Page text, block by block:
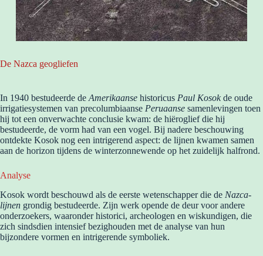
De Nazca geogliefen
In 1940 bestudeerde de Amerikaanse historicus Paul Kosok de oude
irrigatiesystemen van precolumbiaanse Peruaanse samenlevingen toen
hij tot een onverwachte conclusie kwam: de hiëroglief die hij
bestudeerde, de vorm had van een vogel. Bij nadere beschouwing
ontdekte Kosok nog een intrigerend aspect: de lijnen kwamen samen
aan de horizon tijdens de winterzonnewende op het zuidelijk halfrond.
Analyse
Kosok wordt beschouwd als de eerste wetenschapper die de Nazca-
lijnen grondig bestudeerde. Zijn werk opende de deur voor andere
onderzoekers, waaronder historici, archeologen en wiskundigen, die
zich sindsdien intensief bezighouden met de analyse van hun
bijzondere vormen en intrigerende symboliek.